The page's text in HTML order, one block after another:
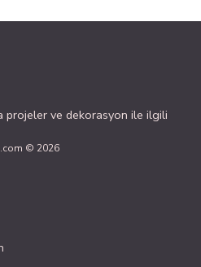
projeler ve dekorasyon ile ilgili
© 2026